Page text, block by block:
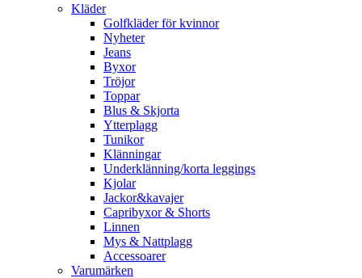
Kläder
Golfkläder för kvinnor
Nyheter
Jeans
Byxor
Tröjor
Toppar
Blus & Skjorta
Ytterplagg
Tunikor
Klänningar
Underklänning/korta leggings
Kjolar
Jackor&kavajer
Capribyxor & Shorts
Linnen
Mys & Nattplagg
Accessoarer
Varumärken